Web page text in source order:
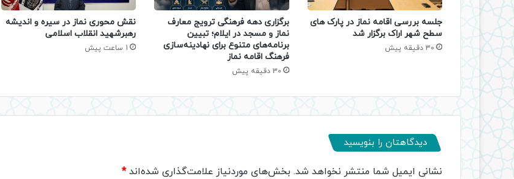
جلسه بررسی اقامه نماز در پارک های
سطح شهر اراک برگزار شد
30 دقیقه پیش
برگزاری دهه فرهنگی ترویج معارف
نماز و مسجد در ایلام؛ تبیین
برنامه‌های متنوع برای نهادینه‌سازی
فرهنگ اقامه نماز
30 دقیقه پیش
نقش محوری نماز در سیره و اندیشه
رهبرشهید انقلاب اسلامی
1 ساعت پیش
دیدگاهتان را بنویسید
نشانی ایمیل شما منتشر نخواهد شد. بخش‌های موردنیاز علامت‌گذاری شده‌اند*